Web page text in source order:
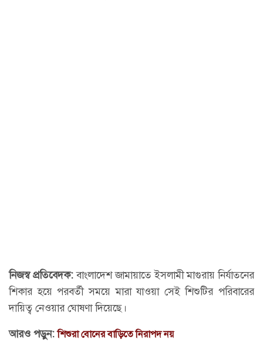
নিজস্ব প্রতিবেদক:বাংলাদেশ জামায়াতে ইসলামী মাগুরায় নির্যাতনের
শিকার হয়ে পরবর্তী সময়ে মারা যাওয়া সেই শিশুটির পরিবারের
দায়িত্ব নেওয়ার ঘোষণা দিয়েছে।
আরও পড়ুন:শিশুরা বোনের বাড়িতে নিরাপদ নয়